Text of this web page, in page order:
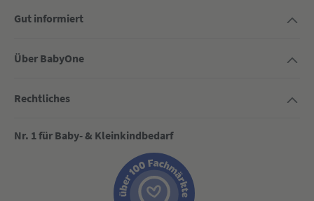
Gut informiert
Über BabyOne
Rechtliches
Nr. 1 für Baby- & Kleinkindbedarf